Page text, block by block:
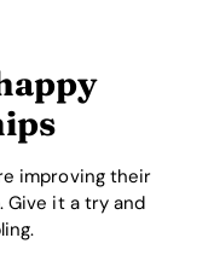
improving their
Give it a try and